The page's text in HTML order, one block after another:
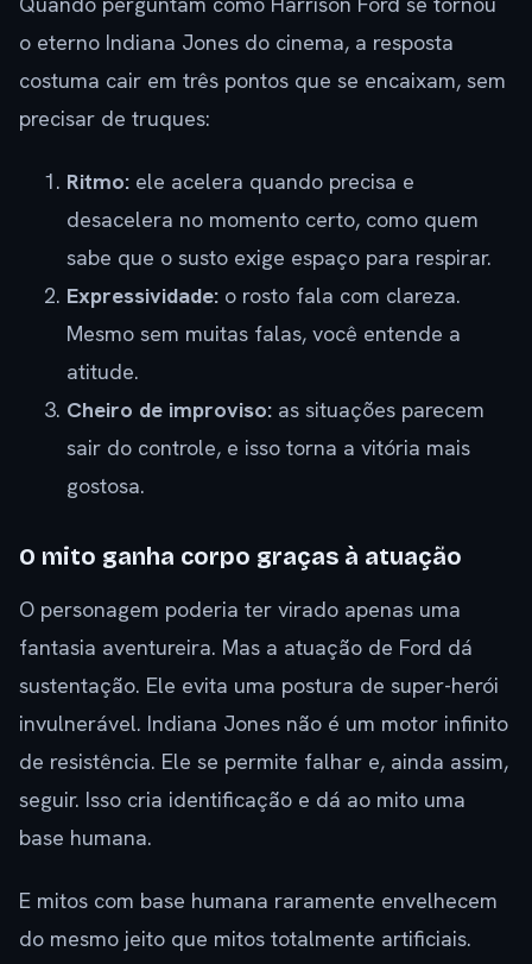
o eterno Indiana Jones do cinema, a resposta
costuma cair em três pontos que se encaixam, sem
precisar de truques:
Ritmo: ele acelera quando precisa e
desacelera no momento certo, como quem
sabe que o susto exige espaço para respirar.
Expressividade: o rosto fala com clareza.
Mesmo sem muitas falas, você entende a
atitude.
Cheiro de improviso: as situações parecem
sair do controle, e isso torna a vitória mais
gostosa.
O mito ganha corpo graças à atuação
O personagem poderia ter virado apenas uma
fantasia aventureira. Mas a atuação de Ford dá
sustentação. Ele evita uma postura de super-herói
invulnerável. Indiana Jones não é um motor infinito
de resistência. Ele se permite falhar e, ainda assim,
seguir. Isso cria identificação e dá ao mito uma
base humana.
E mitos com base humana raramente envelhecem
do mesmo jeito que mitos totalmente artificiais.